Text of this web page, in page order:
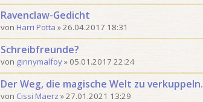
Ravenclaw-Gedicht
von Harri Potta »26.04.2017 18:31
Schreibfreunde?
von ginnymalfoy» 05.01.2017 22:24
Der Weg, die magische Welt zu verkuppeln.
von Cissi Maerz »27.01.2021 13:29